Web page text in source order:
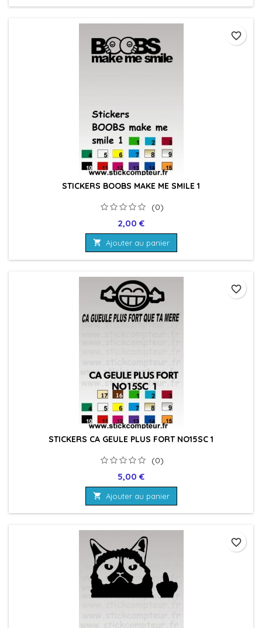
STICKERS BOOBS MAKE ME SMILE 1
(0)
Prix
2,00 €
 Ajouter au panier
favorite_border
STICKERS CA GEULE PLUS FORT NO15SC 1
(0)
Prix
5,00 €
 Ajouter au panier
favorite_border
favorite_border